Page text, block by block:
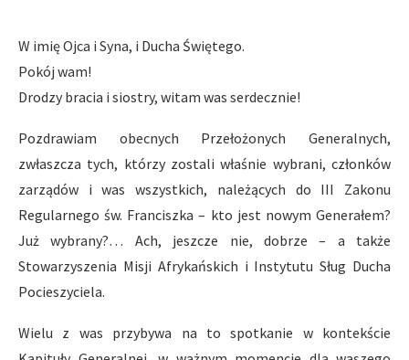
W imię Ojca i Syna, i Ducha Świętego.
Pokój wam!
Drodzy bracia i siostry, witam was serdecznie!
Pozdrawiam obecnych Przełożonych Generalnych,
zwłaszcza tych, którzy zostali właśnie wybrani, członków
zarządów i was wszystkich, należących do III Zakonu
Regularnego św. Franciszka – kto jest nowym Generałem?
Już wybrany?… Ach, jeszcze nie, dobrze – a także
Stowarzyszenia Misji Afrykańskich i Instytutu Sług Ducha
Pocieszyciela.
Wielu z was przybywa na to spotkanie w kontekście